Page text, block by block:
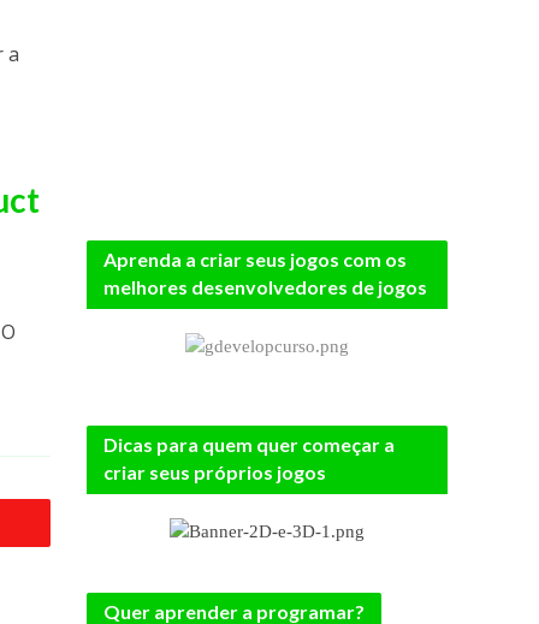
a
Aprenda a criar seus jogos com os
melhores desenvolvedores de jogos
Dicas para quem quer começar a
criar seus próprios jogos
Quer aprender a programar?